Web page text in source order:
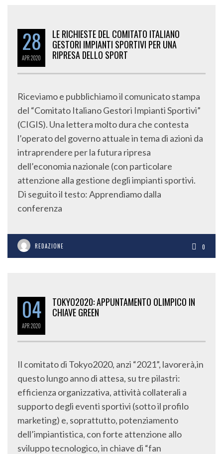
28
APR2020
LE RICHIESTE DEL COMITATO ITALIANO
GESTORI IMPIANTI SPORTIVI PER UNA
RIPRESA DELLO SPORT
Riceviamo e pubblichiamo il comunicato stampa
del “Comitato Italiano Gestori Impianti Sportivi”
(CIGIS). Una lettera molto dura che contesta
l’operato del governo attuale in tema di azioni da
intraprendere per la futura ripresa
dell’economia nazionale (con particolare
attenzione alla gestione degli impianti sportivi.
Di seguito il testo: Apprendiamo dalla
conferenza
REDAZIONE 0
04
APR2020
TOKYO2020: APPUNTAMENTO OLIMPICO IN
CHIAVE GREEN
Il comitato di Tokyo2020, anzi “2021”, lavorerà,in
questo lungo anno di attesa, su tre pilastri:
efficienza organizzativa, attività collaterali a
supporto degli eventi sportivi (sotto il profilo
marketing) e, soprattutto, potenziamento
dell’impiantistica, con forte attenzione allo
sviluppo tecnologico, in chiave di “fan